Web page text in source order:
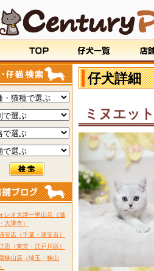
レオ大津一里山店（滋
大津市）
安店（千葉・浦安市）
店（東京・江戸川区）
狭山店（埼玉・狭山
仔犬詳細
ミヌエット